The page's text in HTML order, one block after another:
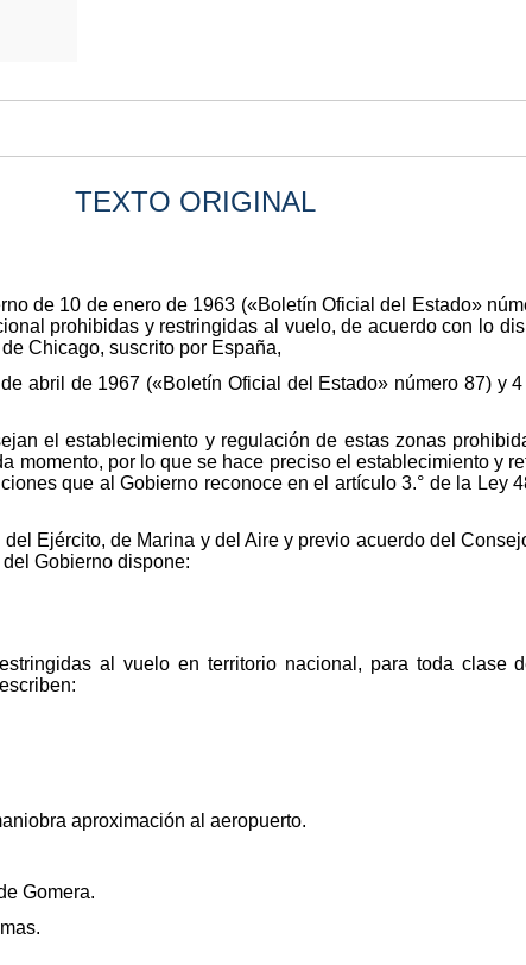
TEXTO ORIGINAL
de 10 de enero de 1963 («Boletín Oficial del Estado»
prohibidas y restringidas al vuelo, de acuerdo con lo
Chicago, suscrito por España,
abril de 1967 («Boletín Oficial del Estado» número 87) y
el establecimiento y regulación de estas zonas
momento, por lo que se hace preciso el establecimiento y
que al Gobierno reconoce en el artículo 3.° de la Ley
Ejército, de Marina y del Aire y previo acuerdo del
Gobierno dispone:
al vuelo en territorio nacional, para toda clase
aproximación al aeropuerto.
Gomera.